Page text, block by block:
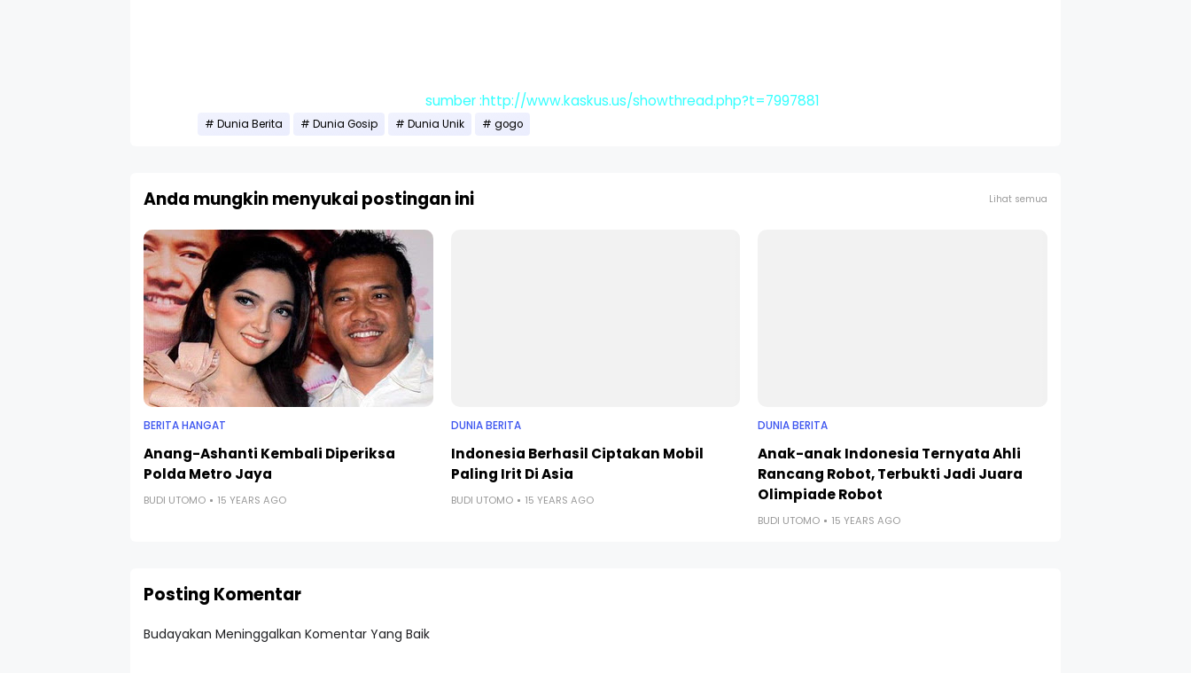
sumber :http://www.kaskus.us/showthread.php?t=7997881
Dunia Berita Dunia Gosip Dunia Unik gogo
Anda mungkin menyukai postingan ini Lihat semua
BERITA HANGAT
Anang-Ashanti Kembali Diperiksa
Polda Metro Jaya
BUDI UTOMO 15 YEARS AGO
DUNIA BERITA
Indonesia Berhasil Ciptakan Mobil
Paling Irit Di Asia
BUDI UTOMO 15 YEARS AGO
DUNIA BERITA
Anak-anak Indonesia Ternyata Ahli
Rancang Robot, Terbukti Jadi Juara
Olimpiade Robot
BUDI UTOMO 15 YEARS AGO
Posting Komentar
Budayakan Meninggalkan Komentar Yang Baik